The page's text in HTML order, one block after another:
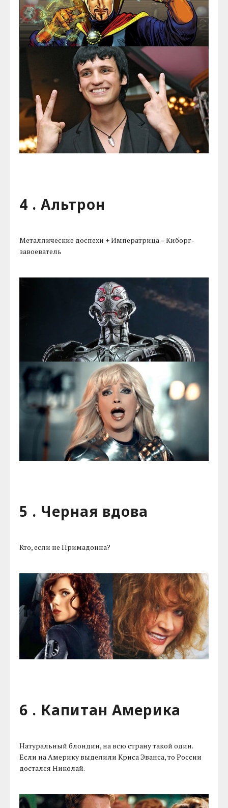
4 . Альтрон
Металлические доспехи + Императрица = Киборг-
завоеватель
5 . Черная вдова
Кто, если не Примадонна?
6 . Капитан Америка
Натуральный блондин, на всю страну такой один.
Если на Америку выделили Криса Эванса, то России
достался Николай.